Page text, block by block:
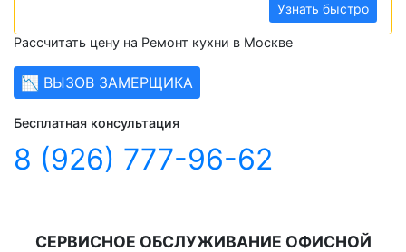
Узнать быстро
Рассчитать цену на Ремонт кухни в Москве
📉 ВЫЗОВ ЗАМЕРЩИКА
Бесплатная консультация
8 (926) 777-96-62
СЕРВИСНОЕ ОБСЛУЖИВАНИЕ ОФИСНОЙ